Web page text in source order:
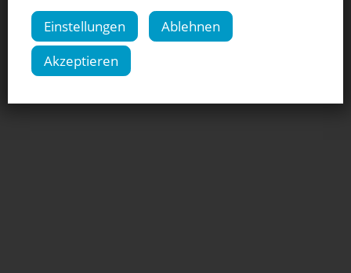
© NPG Digital GmbH 2026
Einstellungen
Ablehnen
Akzeptieren